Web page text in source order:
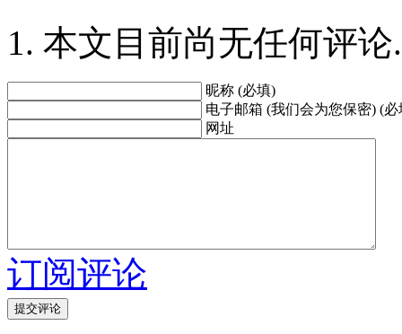
本文目前尚无任何评论.
昵称 (必填)
电子邮箱 (我们会为您保密) (必
网址
订阅评论